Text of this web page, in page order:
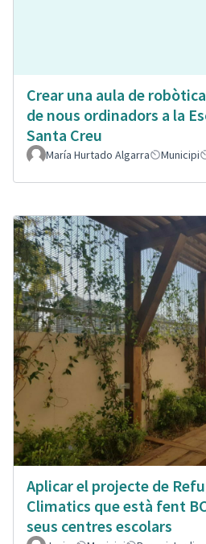
Crear una aula de
de nous ordinadors a la
Santa Creu
María Hurtado Algarra Municipi
Aplicar el projecte de
Climatics que està fent
seus centres escolars